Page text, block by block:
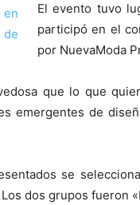
El evento tuvo
participó en el
por NuevaModa
que lo que
emergentes de
se
dos grupos fueron